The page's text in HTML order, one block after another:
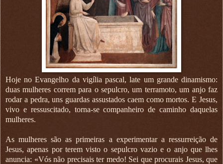
Hoje no Evangelho da vigília pascal, late um grande dinamismo:
duas mulheres correm para o sepulcro, um terramoto, um anjo faz
rodar a pedra, uns guardas assustados caem como mortos. E Jesus,
vivo e ressuscitado, torna-se companheiro de caminho daquelas
mulheres.
As mulheres são as primeiras a experimentar a ressurreição de
Jesus, apenas por terem visto o sepulcro vazio e o anjo que lhes
anuncia: «Vós não precisais ter medo! Sei que procurais Jesus, que